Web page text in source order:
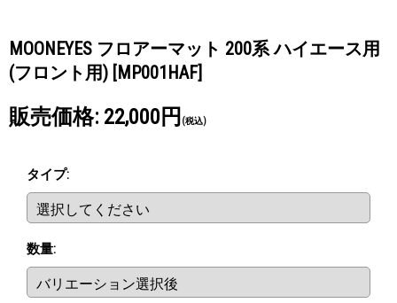
MOONEYES フロアーマット 200系 ハイエース用
(フロント用) [MP001HAF]
販売価格: 22,000円 (税込)
タイプ:
数量: